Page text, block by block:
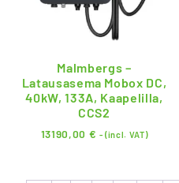
Malmbergs –
Latausasema Mobox DC,
40kW, 133A, Kaapelilla,
CCS2
13190,00 € - (incl. VAT)